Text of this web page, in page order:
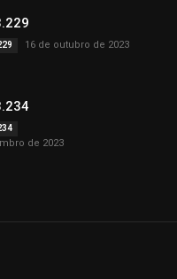
16 de outubro de 2023
de 2023